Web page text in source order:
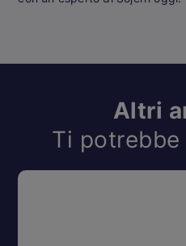
Altri
Ti